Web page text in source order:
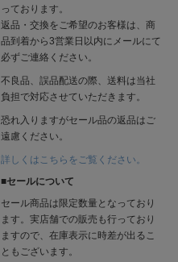
っております。
返品・交換をご希望のお客様は、商
品到着から3営業日以内にメールにて
必ずご連絡ください。
不良品、誤品配送の際、送料は当社
負担で対応させていただきます。
恐れ入りますがセール品の返品はご
遠慮ください。
詳しくはこちらをご覧ください。
■セールについて
セール商品は限定数量となっており
ます。実店舗での販売も行っており
ますので、在庫表示に時差が出るこ
ともございます。